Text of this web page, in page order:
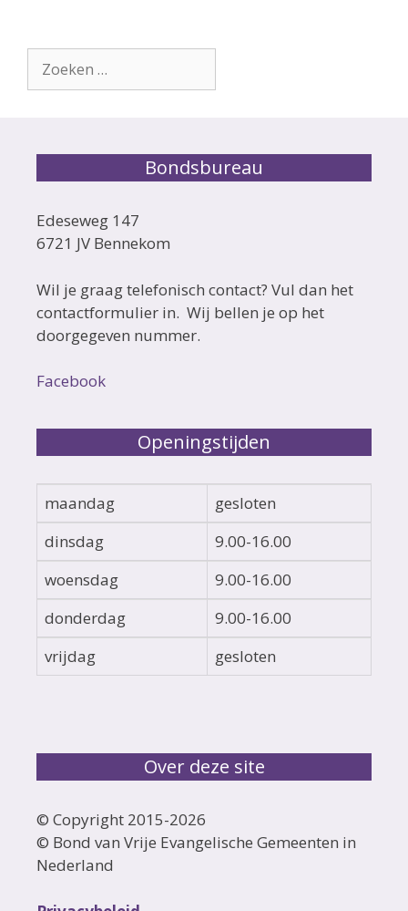
Zoek
naar:
Bondsbureau
Edeseweg 147
6721 JV Bennekom
Wil je graag telefonisch contact? Vul dan het
contactformulier in. Wij bellen je op het
doorgegeven nummer.
Facebook
Openingstijden
maandag
gesloten
dinsdag
9.00-16.00
woensdag
9.00-16.00
donderdag
9.00-16.00
vrijdag
gesloten
Over deze site
© Copyright 2015-2026
© Bond van Vrije Evangelische Gemeenten in
Nederland